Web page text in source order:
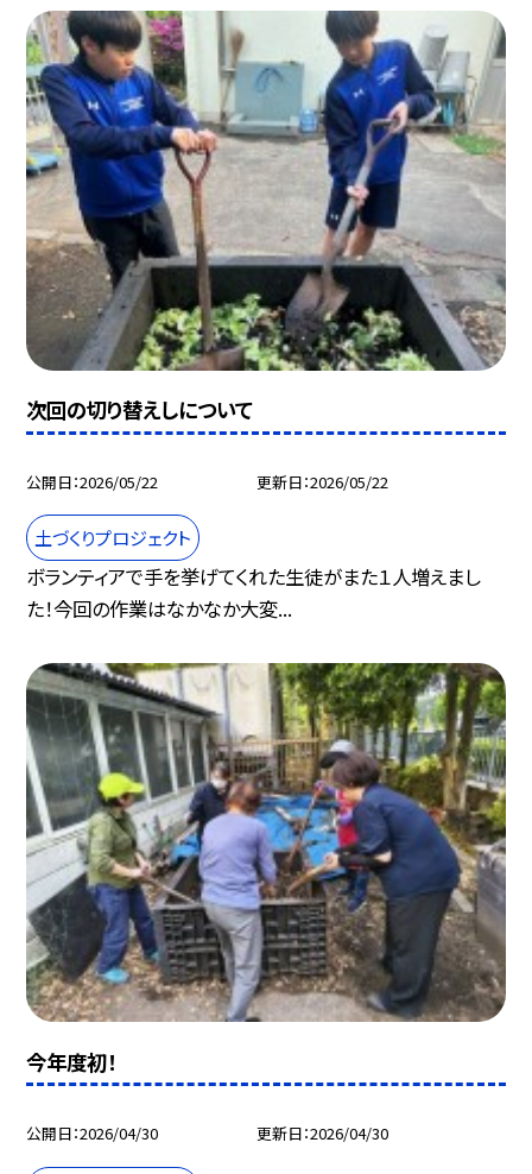
次回の切り替えしについて
公開日 2026/05/22 更新日 2026/05/22
土づくりプロジェクト
ボランティアで手を挙げてくれた生徒がまた１人増えまし
た！今回の作業はなかなか大変...
今年度初！
公開日 2026/04/30 更新日 2026/04/30